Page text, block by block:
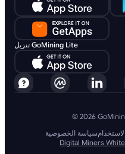
تنزيل GoMining Lite
سياسة الخصوصية
Digital Miners